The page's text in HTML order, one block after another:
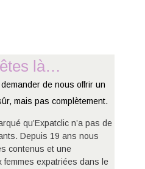
là…
de nous offrir un
mais pas complètement.
qu’Expatclic n’a pas de
Depuis 19 ans nous
contenus et une
expatriées dans le